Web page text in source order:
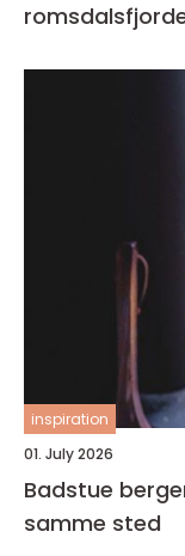
inspiration
01. July 2026
Badstue bergen fjord, varme og
samme sted